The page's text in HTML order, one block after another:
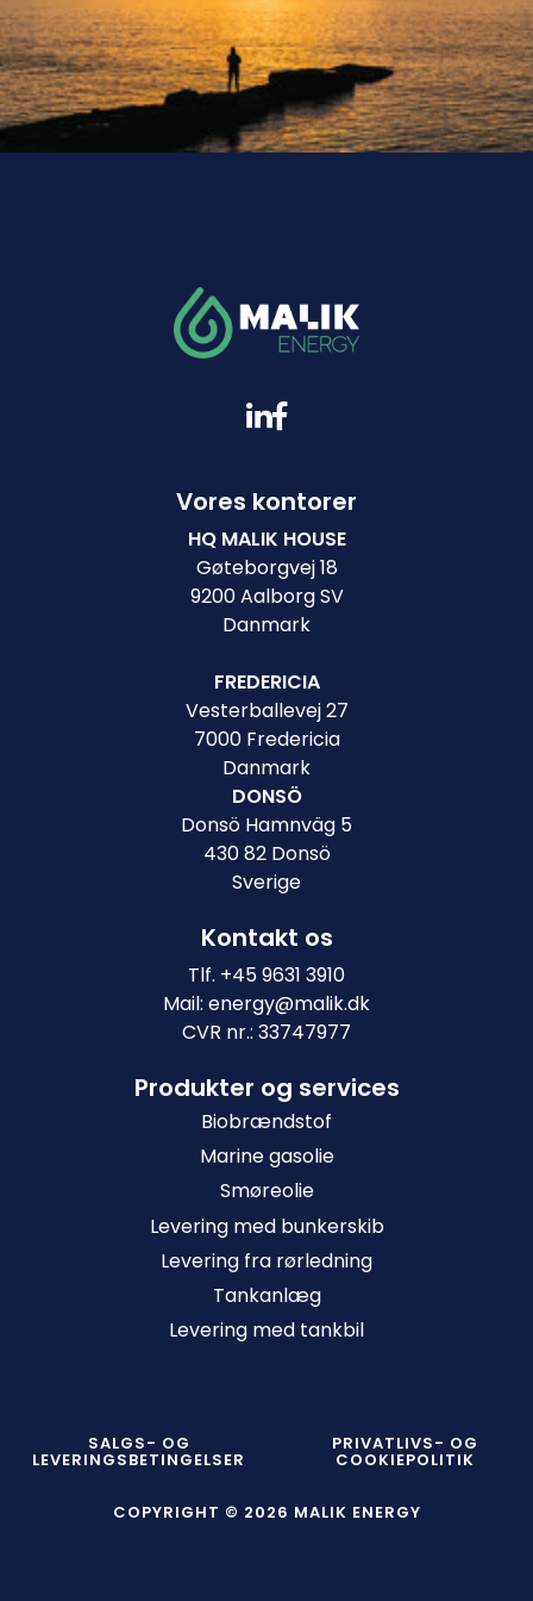
Vores kontorer
HQ MALIK HOUSE
Gøteborgvej 18
9200 Aalborg SV
Danmark
FREDERICIA
Vesterballevej 27
7000 Fredericia
Danmark
DONSÖ
Donsö Hamnväg 5
430 82 Donsö
Sverige
Kontakt os
Tlf. +45 9631 3910
Mail: energy@malik.dk
CVR nr.: 33747977
Produkter og services
Biobrændstof
Marine gasolie
Smøreolie
Levering med bunkerskib
Levering fra rørledning
Tankanlæg
Levering med tankbil
SALGS- OG
LEVERINGSBETINGELSER
PRIVATLIVS- OG
COOKIEPOLITIK
COPYRIGHT © 2026 MALIK ENERGY